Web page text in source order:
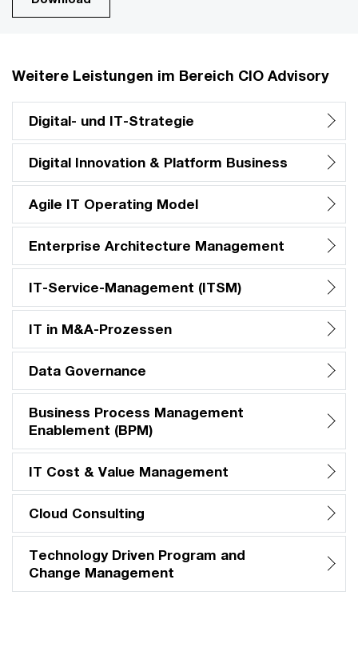
Weitere Leistungen im Bereich CIO Advisory
Digital- und IT-Strategie
Digital Innovation & Platform Business
Agile IT Operating Model
Enterprise Architecture Management
IT-Service-Management (ITSM)
IT in M&A-Prozessen
Data Governance
Business Process Management
Enablement (BPM)
IT Cost & Value Management
Cloud Consulting
Technology Driven Program and
Change Management